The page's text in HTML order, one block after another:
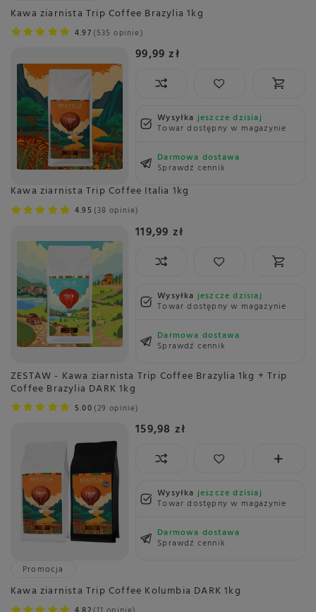
Kawa ziarnista Trip Coffee Brazylia 1kg
4.97 535 opinie
99,99 zł
Wysyłkajeszcze dzisiaj
Towar dostępny w magazynie
Darmowa dostawa
Sprawdź cennik
Kawa ziarnista Trip Coffee Italia 1kg
4.95 38 opinie
119,99 zł
Wysyłkajeszcze dzisiaj
Towar dostępny w magazynie
Darmowa dostawa
Sprawdź cennik
ZESTAW - Kawa ziarnista Trip Coffee Brazylia 1kg + Trip
Coffee Brazylia DARK 1kg
5.00 29 opinie
159,98 zł
Wysyłkajeszcze dzisiaj
Towar dostępny w magazynie
Darmowa dostawa
Sprawdź cennik
Promocja
Kawa ziarnista Trip Coffee Kolumbia DARK 1kg